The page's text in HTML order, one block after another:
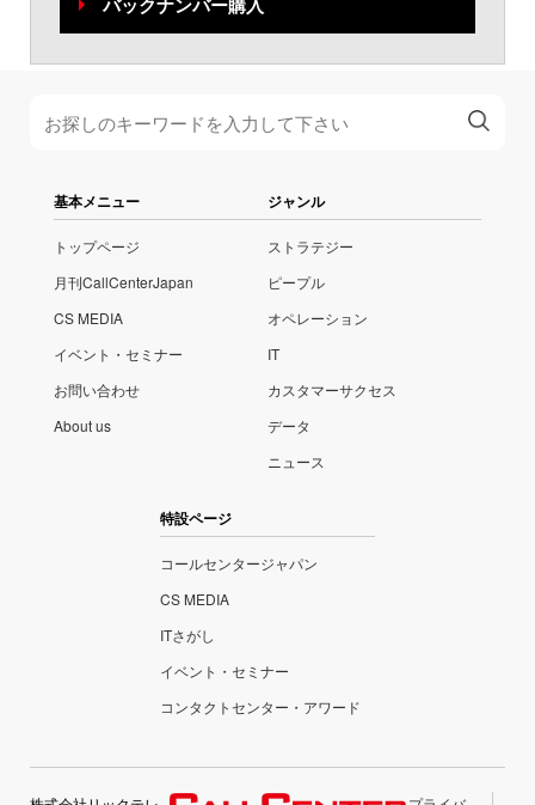
基本メニュー
トップページ
月刊CallCenterJapan
CS MEDIA
イベント・セミナー
お問い合わせ
About us
ジャンル
ストラテジー
ピープル
オペレーション
IT
カスタマーサクセス
データ
ニュース
特設ページ
コールセンタージャパン
CS MEDIA
ITさがし
イベント・セミナー
コンタクトセンター・アワード